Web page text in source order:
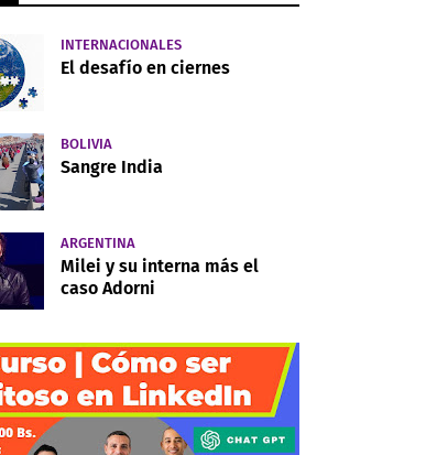
INTERNACIONALES
El desafío en ciernes
BOLIVIA
Sangre India
ARGENTINA
Milei y su interna más el
caso Adorni